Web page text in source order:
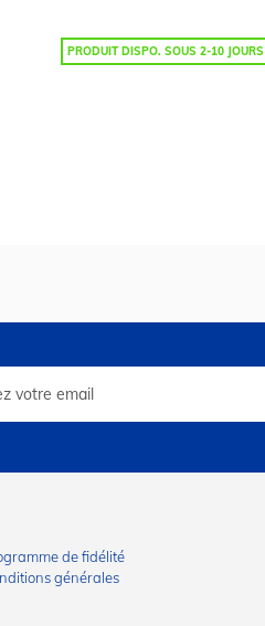
PRODUIT DISPO. SOUS 2-10 JOURS
de fidélité
générales